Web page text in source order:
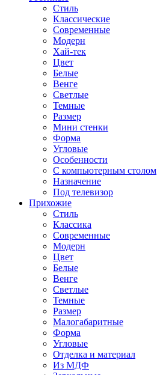
Стиль
Классические
Современные
Модерн
Хай-тек
Цвет
Белые
Венге
Светлые
Темные
Размер
Мини стенки
Форма
Угловые
Особенности
С компьютерным столом
Назначение
Под телевизор
Прихожие
Стиль
Классика
Современные
Модерн
Цвет
Белые
Венге
Светлые
Темные
Размер
Малогабаритные
Форма
Угловые
Отделка и материал
Из МДФ